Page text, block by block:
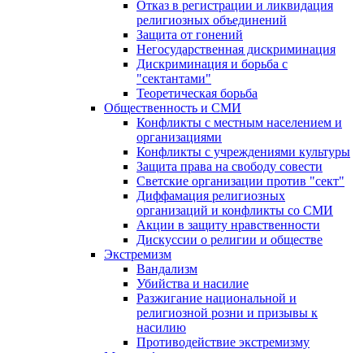
Отказ в регистрации и ликвидация
религиозных объединений
Защита от гонений
Негосударственная дискриминация
Дискриминация и борьба с
"сектантами"
Теоретическая борьба
Общественность и СМИ
Конфликты с местным населением и
организациями
Конфликты с учреждениями культуры
Защита права на свободу совести
Светские организации против "сект"
Диффамация религиозных
организаций и конфликты со СМИ
Акции в защиту нравственности
Дискуссии о религии и обществе
Экстремизм
Вандализм
Убийства и насилие
Разжигание национальной и
религиозной розни и призывы к
насилию
Противодействие экстремизму